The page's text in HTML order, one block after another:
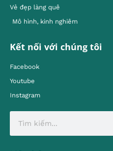
Vẻ đẹp làng quê
Mô hình, kinh nghiêm
Kết nối với chúng tôi
Facebook
Youtube
Instagram